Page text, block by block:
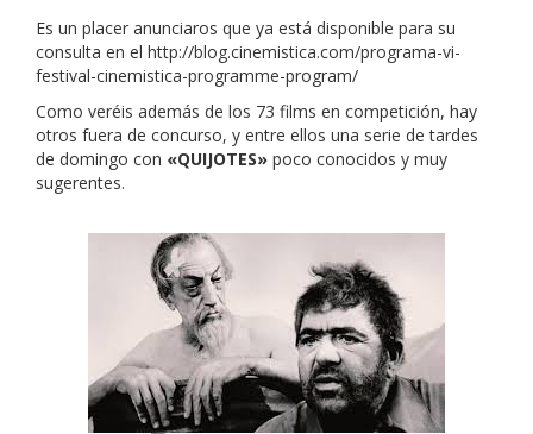
Es un placer anunciaros que ya está disponible para su
consulta en el http://blog.cinemistica.com/programa-vi-
festival-cinemistica-programme-program/
Como veréis además de los 73 films en competición, hay
otros fuera de concurso, y entre ellos una serie de tardes
de domingo con «QUIJOTES» poco conocidos y muy
sugerentes.